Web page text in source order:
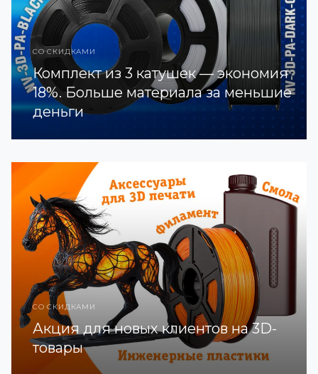
СО СКИДКАМИ
Комплект из 3 катушек — экономия
18%. Больше материала за меньшие
деньги
СО СКИДКАМИ
Акция для новых клиентов на 3D-
товары